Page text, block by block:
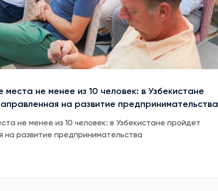
места не менее из 10 человек: в Узбекистане
на развитие предпринимательства
не менее из 10 человек: в Узбекистане пройдет
на развитие предпринимательства